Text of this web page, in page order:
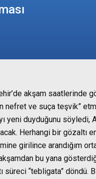
akşam saatlerinde
nefret ve suça teşvik”
yeni duyduğunu söyledi,
Herhangi bir gözaltı
girilince arandığım
bu yana
“tebligata” döndü.